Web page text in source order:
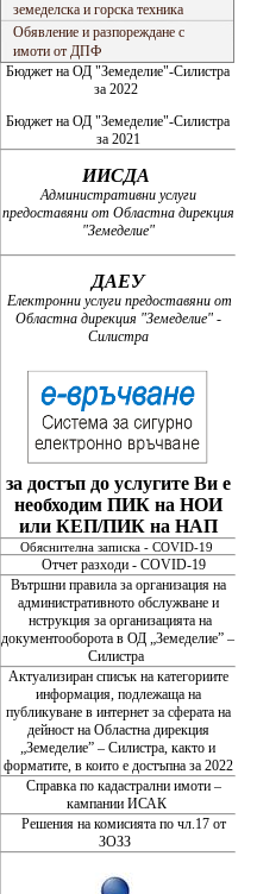
земеделска и горска техника
Обявление и разпореждане с
имоти от ДПФ
Бюджет на ОД "Земеделие"-Силистра
за 2022
Бюджет на ОД "Земеделие"-Силистра
за 2021
ИИСДА
Административни услуги
предоставяни от Областна дирекция
"Земеделие"
ДАЕУ
Електронни услуги предоставяни от
Областна дирекция "Земеделие" -
Силистра
за достъп до услугите Ви е
необходим ПИК на НОИ
или КЕП/ПИК на НАП
Обяснителна записка - COVID-19
Отчет разходи - COVID-19
Вътршни правила за организация на
административното обслужване и
нструкция за организацията на
документооборота в ОД „Земеделие” –
Силистра
Актуализиран списък на категориите
информация, подлежаща на
публикуване в интернет за сферата на
дейност на Областна дирекция
„Земеделие” – Силистра, както и
форматите, в които е достъпна за 2022
Справка по кадастрални имоти –
кампании ИСАК
Решения на комисията по чл.17 от
ЗОЗЗ